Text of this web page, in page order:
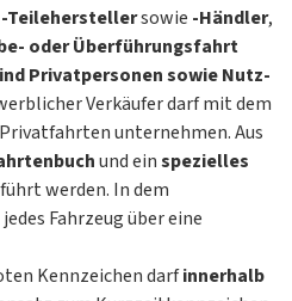
-Teileherstellersowie -Händler,
oder Überführungsfahrt
Privatpersonen sowie Nutz-
Verkäufer darf mit dem
unternehmen. Aus
und einspezielles
werden. In dem
Fahrzeug über eine
Kennzeichen darfinnerhalb